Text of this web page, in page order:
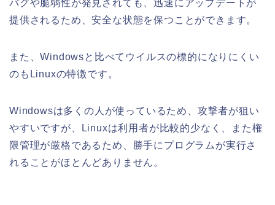
バグや脆弱性が発見されても、迅速にアップデートが
提供されるため、安全な状態を保つことができます。
また、Windowsと比べてウイルスの標的になりにくい
のもLinuxの特徴です。
Windowsは多くの人が使っているため、攻撃者が狙い
やすいですが、Linuxは利用者が比較的少なく、また権
限管理が厳格であるため、勝手にプログラムが実行さ
れることがほとんどありません。